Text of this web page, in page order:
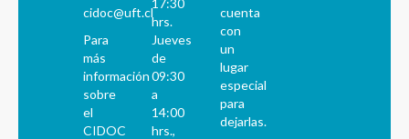
cidoc@uft.cl
Para
más
información
sobre
el
CIDOC
17:30
hrs.
Jueves
de
09:30
a
14:00
hrs.,
cuenta
con
un
lugar
especial
para
dejarlas.